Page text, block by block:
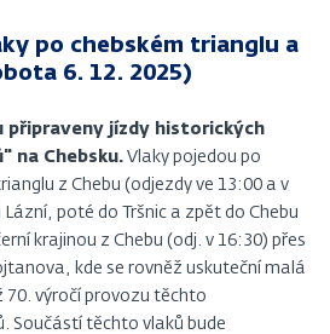
po chebském trianglu a
6. 12. 2025)
připraveny jízdy historických
na Chebsku. Vlaky pojedou po
z Chebu (odjezdy ve 13:00 a v
poté do Tršnic a zpět do Chebu
krajinou z Chebu (odj. v 16:30) přes
kde se rovněž uskuteční malá
70. výročí provozu těchto
Součástí těchto vlaků bude